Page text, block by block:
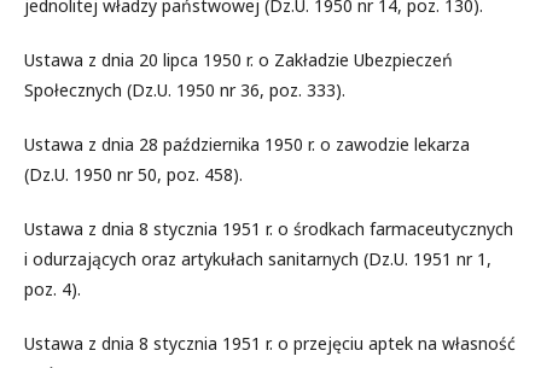
jednolitej władzy państwowej (Dz.U. 1950 nr 14, poz. 130).
Ustawa z dnia 20 lipca 1950 r. o Zakładzie Ubezpieczeń
Społecznych (Dz.U. 1950 nr 36, poz. 333).
Ustawa z dnia 28 października 1950 r. o zawodzie lekarza
(Dz.U. 1950 nr 50, poz. 458).
Ustawa z dnia 8 stycznia 1951 r. o środkach farmaceutycznych
i odurzających oraz artykułach sanitarnych (Dz.U. 1951 nr 1,
poz. 4).
Ustawa z dnia 8 stycznia 1951 r. o przejęciu aptek na własność